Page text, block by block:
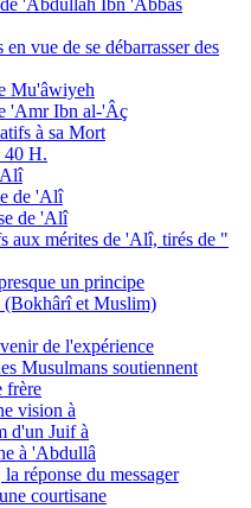
'Abdullâh Ibn 'Abbâs
vue de se débarrasser des
Mu'âwiyeh
'Amr Ibn al-'Âç
à sa Mort
H.
de 'Alî
de 'Alî
aux mérites de 'Alî, tirés de "
un principe
(Bokhârî et Muslim)
de l'expérience
Musulmans soutiennent
frère
vision à
d'un Juif à
à 'Abdullâ
réponse du messager
courtisane